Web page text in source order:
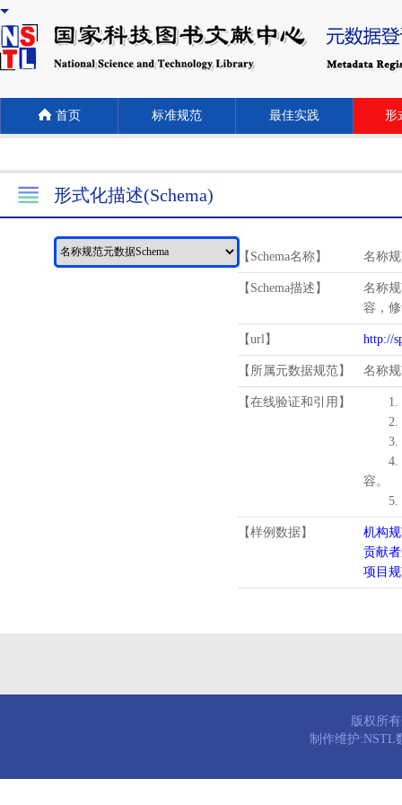
首页 标准规范 最佳实践 形
形式化描述(Schema)
【Schema名称】 名称规
【Schema描述】
名称
容，
【url】 http://
【所属元数据规范】 名称
【在线验证和引用】
1.
2.
3.
4.
容。
5.
【样例数据】
机构
贡献
项目
版权所
制作维护:NSTL